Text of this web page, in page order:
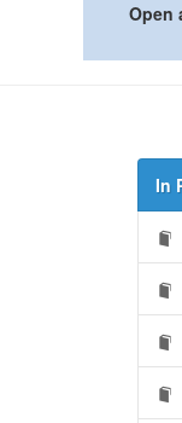
Open
In